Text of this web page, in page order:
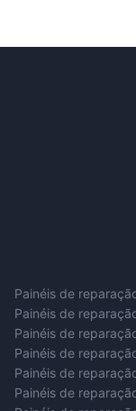
Painéis de
Painéis de
Painéis de
Painéis de
Painéis de
Painéis de